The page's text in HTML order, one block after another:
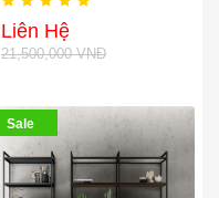
Liên Hệ
21,500,000 VNĐ
Sale